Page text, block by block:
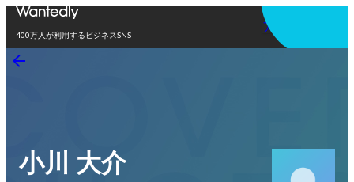
400万人が利用するビジネスSNS
アプリを使う
小川 大介